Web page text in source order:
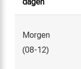
Morgen
(08-12)